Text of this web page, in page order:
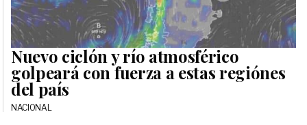
Nuevo ciclón y río atmosférico
golpeará con fuerza a estas regiónes
del país
NACIONAL